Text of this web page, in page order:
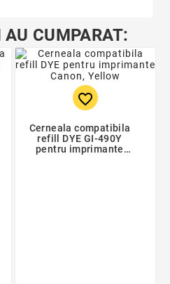
CUMPARAT:
favorite_border
Cerneala compatibila
refill DYE GI-490Y
pentru imprimante